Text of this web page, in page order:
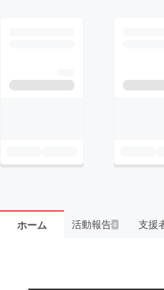
ホーム 活動報告4 支援